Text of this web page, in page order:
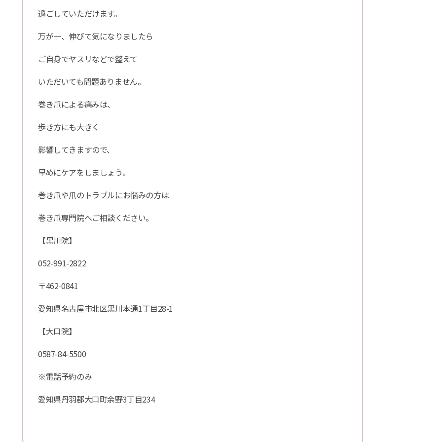
過ごしていただけます。
万が一、伸びて気になりましたら
ご自身でヤスリなどで整えて
いただいても問題ありません。
巻き爪による痛みは、
歩き方にも大きく
影響してきますので、
早めにケアをしましょう。
巻き爪や爪のトラブルにお悩みの方は
巻き爪専門院へご相談ください。
【黒川院】
052-991-2822
〒462-0841
愛知県名古屋市北区黒川本通1丁目28-1
【大口院】
0587-84-5500
※電話予約のみ
愛知県丹羽郡大口町余野3丁目234